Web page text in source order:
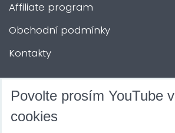
Affiliate program
Obchodní podmínky
Kontakty
DALŠÍ SLUŽBY
Povolte prosím YouTube
cookies